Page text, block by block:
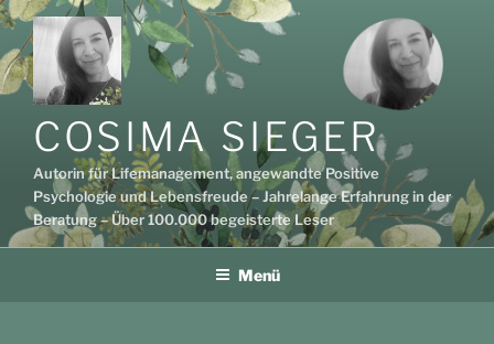
Zum
Inhalt
springen
COSIMA SIEGER
Autorin für Lifemanagement, angewandte Positive
Psychologie und Lebensfreude – Jahrelange Erfahrung in der
Beratung – Über 100.000 begeisterte Leser
Menü